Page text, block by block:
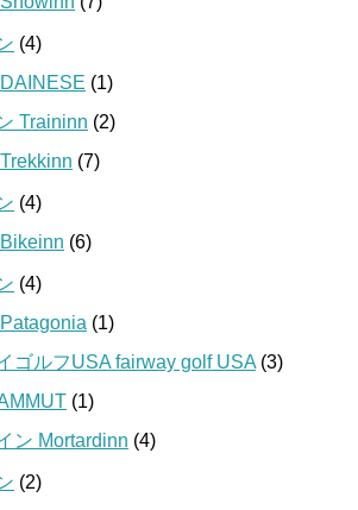
(4)
(1)
Traininn (2)
(7)
(4)
(6)
(4)
(1)
ゴルフUSA fairway golf USA (3)
(1)
ン Mortardinn (4)
(2)